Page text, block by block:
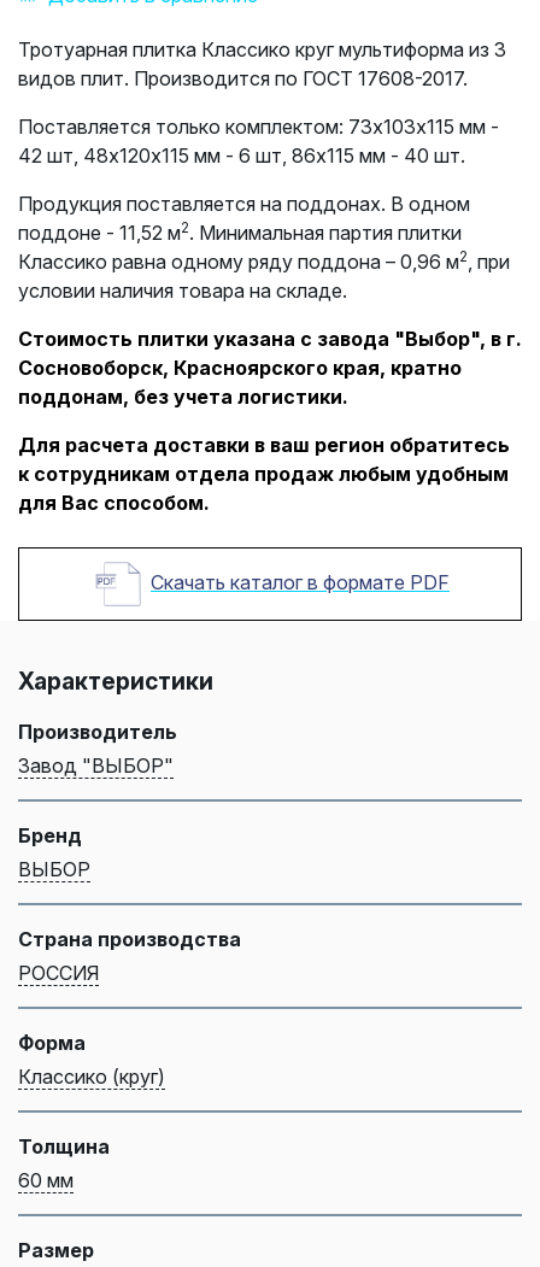
Тротуарная плитка Классико круг мультиформа из 3
видов плит. Производится по ГОСТ 17608-2017.
Поставляется только комплектом: 73х103х115 мм -
42 шт, 48х120х115 мм - 6 шт, 86х115 мм - 40 шт.
Продукция поставляется на поддонах. В одном
поддоне - 11,52 м2. Минимальная партия плитки
Классико равна одному ряду поддона – 0,96 м2 , при
условии наличия товара на складе.
Стоимость плитки указана с завода "Выбор", в г.
Сосновоборск, Красноярского края, кратно
поддонам, без учета логистики.
Для расчета доставки в ваш регион обратитесь
к сотрудникам отдела продаж любым удобным
для Вас способом.
Скачать каталог в формате PDF
Характеристики
Производитель
Завод "ВЫБОР"
Бренд
ВЫБОР
Страна производства
РОССИЯ
Форма
Классико (круг)
Толщина
60 мм
Размер